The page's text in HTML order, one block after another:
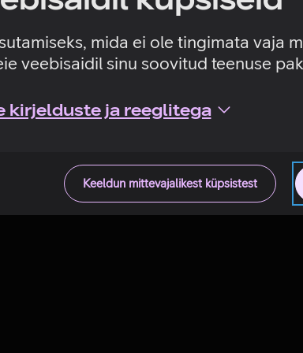
mida ei ole tingimata vaja
veebisaidil sinu soovitud teenuse
kirjelduste ja reeglitega
Keeldun mittevajalikest küpsistest